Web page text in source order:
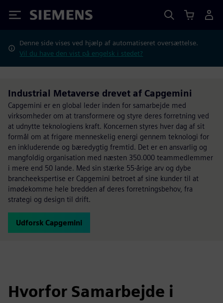
Siemens
Denne side vises ved hjælp af automatiseret oversættelse.
Vil du have den vist på engelsk i stedet?
Industrial Metaverse drevet af Capgemini
Capgemini er en global leder inden for samarbejde med
virksomheder om at transformere og styre deres forretning ved
at udnytte teknologiens kraft. Koncernen styres hver dag af sit
formål om at frigøre menneskelig energi gennem teknologi for
en inkluderende og bæredygtig fremtid. Det er en ansvarlig og
mangfoldig organisation med næsten 350.000 teammedlemmer
i mere end 50 lande. Med sin stærke 55-årige arv og dybe
brancheekspertise er Capgemini betroet af sine kunder til at
imødekomme hele bredden af deres forretningsbehov, fra
strategi og design til drift.
Udforsk Capgemini
Hvorfor Samarbejde i